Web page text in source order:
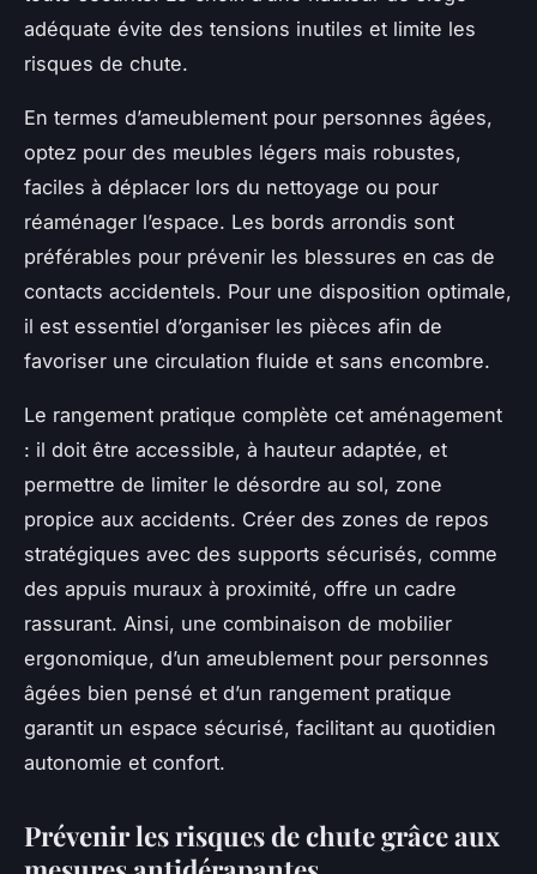
adéquate évite des tensions inutiles et limite les
risques de chute.
En termes d’ameublement pour personnes âgées,
optez pour des meubles légers mais robustes,
faciles à déplacer lors du nettoyage ou pour
réaménager l’espace. Les bords arrondis sont
préférables pour prévenir les blessures en cas de
contacts accidentels. Pour une disposition optimale,
il est essentiel d’organiser les pièces afin de
favoriser une circulation fluide et sans encombre.
Le rangement pratique complète cet aménagement
: il doit être accessible, à hauteur adaptée, et
permettre de limiter le désordre au sol, zone
propice aux accidents. Créer des zones de repos
stratégiques avec des supports sécurisés, comme
des appuis muraux à proximité, offre un cadre
rassurant. Ainsi, une combinaison de mobilier
ergonomique, d’un ameublement pour personnes
âgées bien pensé et d’un rangement pratique
garantit un espace sécurisé, facilitant au quotidien
autonomie et confort.
Prévenir les risques de chute grâce aux